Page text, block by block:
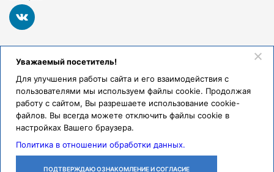
Федеральное государственное бюджетное образовательное
учреждение высшего образования «Самарский
здравоохранения Российской Федерации». Клиники СамГМУ
были основаны в 1930 году.
Реквизиты и правовая информация
Политика обработки персональных данных
© Клиники СамГМУ, 2026.
Уважаемый посетитель!
Для улучшения работы сайта и его взаимодействия с
пользователями мы используем файлы cookie. Продолжая
работу с сайтом, Вы разрешаете использование cookie-
файлов. Вы всегда можете отключить файлы cookie в
настройках Вашего браузера.
Политика в отношении обработки данных.
ПОДТВЕРЖДАЮ ОЗНАКОМЛЕНИЕ И СОГЛАСИЕ